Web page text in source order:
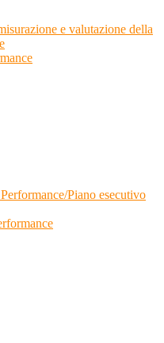
e valutazione della
Piano esecutivo